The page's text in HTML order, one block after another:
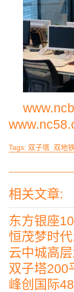
Tags:双子塔 双地
相关文章:
东方银座
恒茂梦时
云中城高
双子塔200
峰创国际